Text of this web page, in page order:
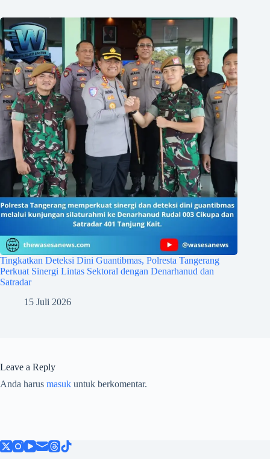
Tingkatkan Deteksi Dini Guantibmas, Polresta Tangerang
Perkuat Sinergi Lintas Sektoral dengan Denarhanud dan
Satradar
15 Juli 2026
Leave a Reply
Anda harus masuk untuk berkomentar.